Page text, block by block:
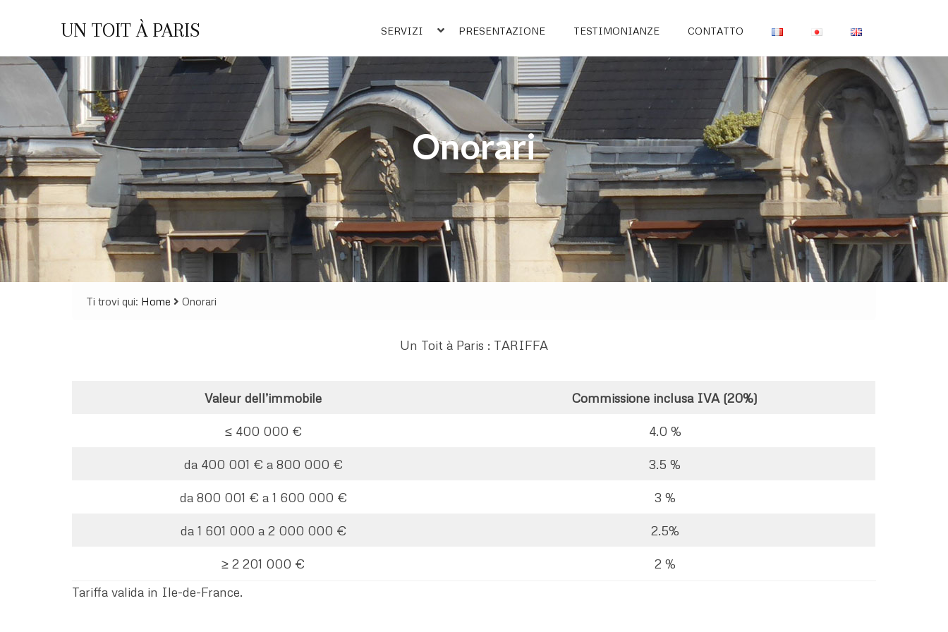
UN TOIT À PARIS SERVIZI PRESENTAZIONE TESTIMONIANZE CONTATTO
Onorari
Ti trovi qui: Home Onorari
Un Toit à Paris : TARIFFA
Valeur dell’immobile Commissione inclusa IVA (20%)
≤ 400 000 € 4.0 %
da 400 001 € a 800 000 € 3.5 %
da 800 001 € a 1 600 000 € 3 %
da 1 601 000 a 2 000 000 € 2.5%
≥ 2 201 000 €
2 %
Tariffa valida in Ile-de-France.